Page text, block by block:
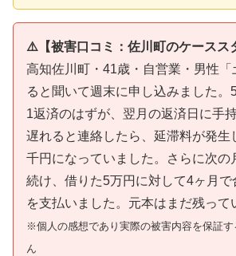
⚠️【被害口コミ：佐川町のケースス
高知佐川町・41歳・自営業・男性
ると聞いて週末に申し込みました。
1返済のはずが、翌月の返済日に手
遅れると連絡したら、延滞料が発生
千円になっていました。さらに次の
続け、借りた5万円に対して4ヶ月で
を支払いました。元本はまだ残って
※個人の感想であり実際の被害内容を保証
ん